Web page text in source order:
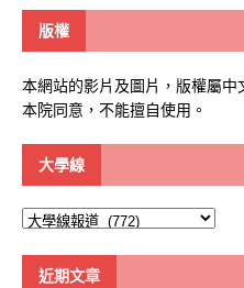
版權
本網站的影片及圖片，版權屬
本院同意，不能擅自使用。
大學線
大
近期文章